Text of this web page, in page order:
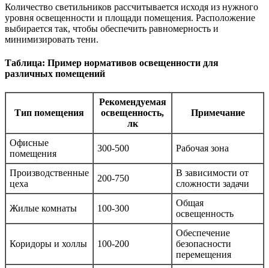
Количество светильников рассчитывается исходя из нужного
уровня освещенности и площади помещения. Расположение
выбирается так, чтобы обеспечить равномерность и
минимизировать тени.
Таблица: Пример нормативов освещенности для
различных помещений
Тип помещения
Рекомендуемая
освещенность,
лк
Примечание
Офисные
помещения
300-500 Рабочая зона
Производственные
цеха
200-750
В зависимости от
сложности задачи
Жилые комнаты 100-300
Общая
освещенность
Коридоры и холлы 100-200
Обеспечение
безопасности
перемещения